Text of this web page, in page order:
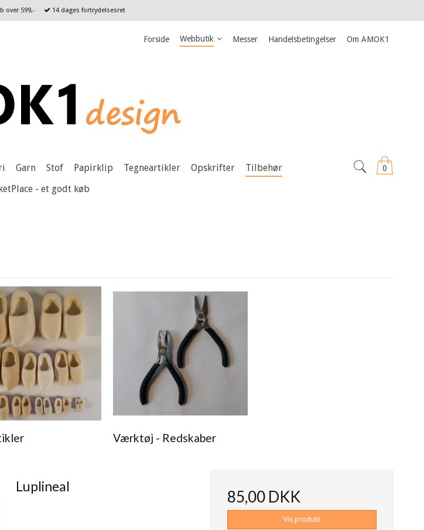
over 599,- 14 dages fortrydelsesret
Forside Webbutik Messer Handelsbetingelser Om AMOK1
0
Garn Stof Papirklip Tegneartikler Opskrifter
Tilbehør
- et godt køb
Værktøj - Redskaber
Luplineal
85,00 DKK
Vis produkt